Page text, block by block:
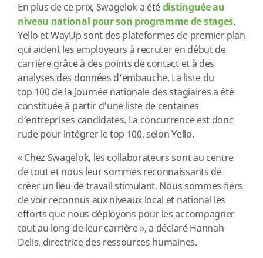
En plus de ce prix, Swagelok a étédistinguée au
niveau national pour son programme de stages.
Yello et WayUp sont des plateformes de premier plan
qui aident les employeurs à recruter en début de
carrière grâce à des points de contact et à des
analyses des données d’embauche. La liste du
top 100 de la Journée nationale des stagiaires a été
constituée à partir d’une liste de centaines
d’entreprises candidates. La concurrence est donc
rude pour intégrer le top 100, selon Yello.
« Chez Swagelok, les collaborateurs sont au centre
de tout et nous leur sommes reconnaissants de
créer un lieu de travail stimulant. Nous sommes fiers
de voir reconnus aux niveaux local et national les
efforts que nous déployons pour les accompagner
tout au long de leur carrière », a déclaré Hannah
Delis, directrice des ressources humaines.